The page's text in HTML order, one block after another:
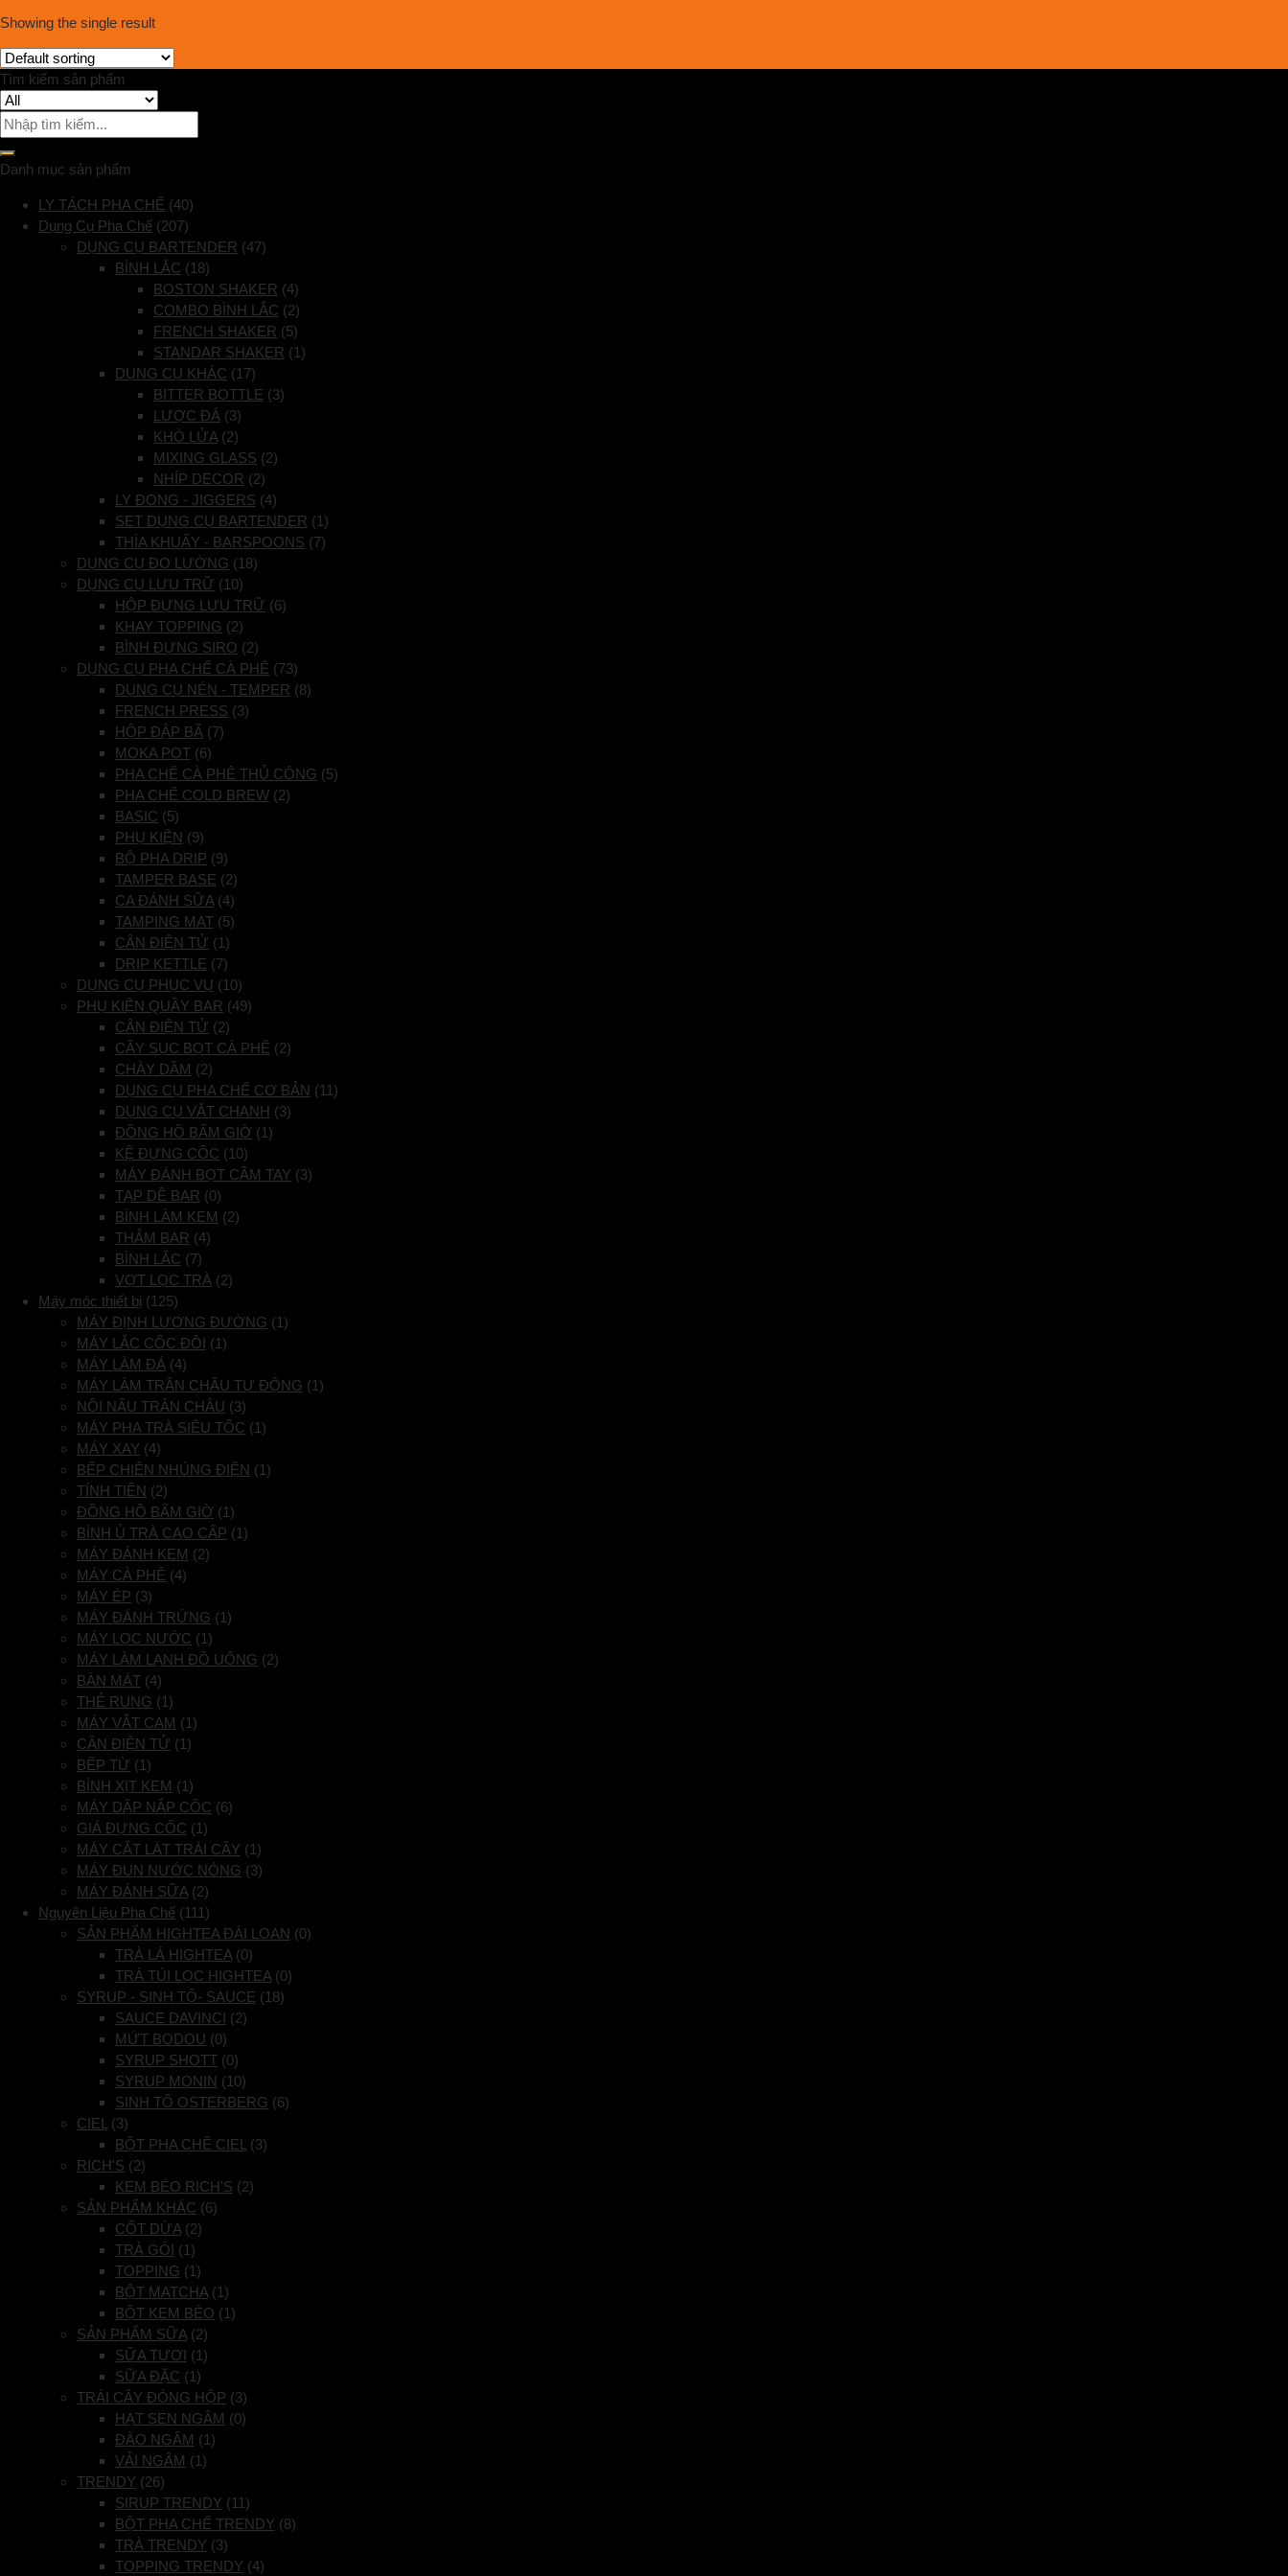
Showing the single result
Tìm kiếm sản phẩm
Danh mục sản phẩm
LY TÁCH PHA CHẾ (40)
Dụng Cụ Pha Chế (207)
DỤNG CỤ BARTENDER (47)
BÌNH LẮC (18)
BOSTON SHAKER (4)
COMBO BÌNH LẮC (2)
FRENCH SHAKER (5)
STANDAR SHAKER (1)
DỤNG CỤ KHÁC (17)
BITTER BOTTLE (3)
LƯỢC ĐÁ (3)
KHÒ LỬA (2)
MIXING GLASS (2)
NHÍP DECOR (2)
LY ĐONG - JIGGERS (4)
SET DỤNG CỤ BARTENDER (1)
THÌA KHUẤY - BARSPOONS (7)
DỤNG CỤ ĐO LƯỜNG (18)
DỤNG CỤ LƯU TRỮ (10)
HỘP ĐỰNG LƯU TRỮ (6)
KHAY TOPPING (2)
BÌNH ĐỰNG SIRO (2)
DỤNG CỤ PHA CHẾ CÀ PHÊ (73)
DỤNG CỤ NÉN - TEMPER (8)
FRENCH PRESS (3)
HỘP ĐẬP BÃ (7)
MOKA POT (6)
PHA CHẾ CÀ PHÊ THỦ CÔNG (5)
PHA CHẾ COLD BREW (2)
BASIC (5)
PHỤ KIỆN (9)
BỘ PHA DRIP (9)
TAMPER BASE (2)
CA ĐÁNH SỮA (4)
TAMPING MAT (5)
CÂN ĐIỆN TỬ (1)
DRIP KETTLE (7)
DỤNG CỤ PHỤC VỤ (10)
PHỤ KIỆN QUẦY BAR (49)
CÂN ĐIỆN TỬ (2)
CÂY SỤC BỌT CÀ PHÊ (2)
CHÀY DẦM (2)
DỤNG CỤ PHA CHẾ CƠ BẢN (11)
DỤNG CỤ VẮT CHANH (3)
ĐỒNG HỒ BẤM GIỜ (1)
KỆ ĐỰNG CỐC (10)
MÁY ĐÁNH BỌT CẦM TAY (3)
TẠP DỀ BAR (0)
BÌNH LÀM KEM (2)
THẢM BAR (4)
BÌNH LẮC (7)
VỢT LỌC TRÀ (2)
Máy móc thiết bị (125)
MÁY ĐỊNH LƯỢNG ĐƯỜNG (1)
MÁY LẮC CỐC ĐÔI (1)
MÁY LÀM ĐÁ (4)
MÁY LÀM TRÂN CHÂU TỰ ĐỘNG (1)
NỒI NẤU TRÂN CHÂU (3)
MÁY PHA TRÀ SIÊU TỐC (1)
MÁY XAY (4)
BẾP CHIÊN NHÚNG ĐIỆN (1)
TÍNH TIỀN (2)
ĐỒNG HỒ BẤM GIỜ (1)
BÌNH Ủ TRÀ CAO CẤP (1)
MÁY ĐÁNH KEM (2)
MÁY CÀ PHÊ (4)
MÁY ÉP (3)
MÁY ĐÁNH TRỨNG (1)
MÁY LỌC NƯỚC (1)
MÁY LÀM LẠNH ĐỒ UỐNG (2)
BÀN MÁT (4)
THẺ RUNG (1)
MÁY VẮT CAM (1)
CÂN ĐIỆN TỬ (1)
BẾP TỪ (1)
BÌNH XỊT KEM (1)
MÁY DẬP NẮP CỐC (6)
GIÁ ĐỰNG CỐC (1)
MÁY CẮT LÁT TRÁI CÂY (1)
MÁY ĐUN NƯỚC NÓNG (3)
MÁY ĐÁNH SỮA (2)
Nguyên Liệu Pha Chế (111)
SẢN PHẨM HIGHTEA ĐÀI LOAN (0)
TRÀ LÁ HIGHTEA (0)
TRÀ TÚI LỌC HIGHTEA (0)
SYRUP - SINH TỐ- SAUCE (18)
SAUCE DAVINCI (2)
MỨT BODOU (0)
SYRUP SHOTT (0)
SYRUP MONIN (10)
SINH TỐ OSTERBERG (6)
CIEL (3)
BỘT PHA CHẾ CIEL (3)
RICH'S (2)
KEM BÉO RICH'S (2)
SẢN PHẨM KHÁC (6)
CỐT DỪA (2)
TRÀ GÓI (1)
TOPPING (1)
BỘT MATCHA (1)
BỘT KEM BÉO (1)
SẢN PHẨM SỮA (2)
SỮA TƯƠI (1)
SỮA ĐẶC (1)
TRÁI CÂY ĐÓNG HỘP (3)
HẠT SEN NGÂM (0)
ĐÀO NGÂM (1)
VẢI NGÂM (1)
TRENDY (26)
SIRUP TRENDY (11)
BỘT PHA CHẾ TRENDY (8)
TRÀ TRENDY (3)
TOPPING TRENDY (4)